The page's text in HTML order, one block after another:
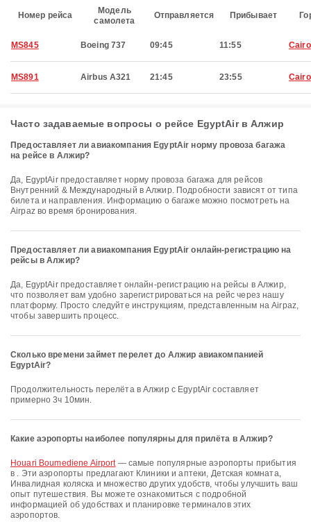
Номер рейса
Модель
самолета
Отправляется Прибывает
MS845 Boeing 737 09:45 11:55 Cairo
MS891 Airbus A321 21:45 23:55 Cairo
Часто задаваемые вопросы о рейсе EgyptAir в Алжир
Предоставляет ли авиакомпания EgyptAir норму провоза багажа
на рейсе в Алжир?
Да, EgyptAir предоставляет норму провоза багажа для рейсов
Внутренний & Международный в Алжир. Подробности зависят от типа
билета и направления. Информацию о багаже можно посмотреть на
Airpaz во время бронирования.
Предоставляет ли авиакомпания EgyptAir онлайн-регистрацию на
рейсы в Алжир?
Да, EgyptAir предоставляет онлайн-регистрацию на рейсы в Алжир,
что позволяет вам удобно зарегистрироваться на рейс через нашу
платформу. Просто следуйте инструкциям, представленным на Airpaz,
чтобы завершить процесс.
Сколько времени займет перелет до Алжир авиакомпанией
EgyptAir?
Продолжительность перелёта в Алжир с EgyptAir составляет
примерно 3ч 10мин.
Какие аэропорты наиболее популярны для прилёта в Алжир?
Houari Boumediene Airport— самые популярные аэропорты прибытия
в . Эти аэропорты предлагают Клиники и аптеки, Детская комната,
Инвалидная коляска и множество других удобств, чтобы улучшить ваш
опыт путешествия. Вы можете ознакомиться с подробной
информацией об удобствах и планировке терминалов этих
аэропортов.